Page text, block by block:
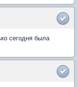
сегодня была